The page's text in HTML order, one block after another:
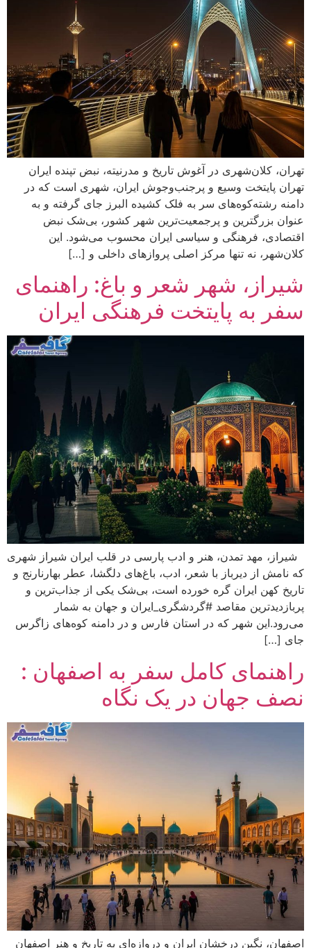
تهران، کلان‌شهری در آغوش تاریخ و مدرنیته، نبض تپنده ایران
تهران پایتخت وسیع و پرجنب‌وجوش ایران، شهری است که در
دامنه رشته‌کوه‌های سر به فلک کشیده البرز جای گرفته و به
عنوان بزرگترین و پرجمعیت‌ترین شهر کشور، بی‌شک نبض
اقتصادی، فرهنگی و سیاسی ایران محسوب می‌شود. این
کلان‌شهر، نه تنها مرکز اصلی پروازهای داخلی و […]
شیراز، شهر شعر و باغ: راهنمای
سفر به پایتخت فرهنگی ایران
شیراز، مهد تمدن، هنر و ادب پارسی در قلب ایران شیراز شهری
که نامش از دیرباز با شعر، ادب، باغ‌های دلگشا، عطر بهارنارنج و
تاریخ کهن ایران گره خورده است، بی‌شک یکی از جذاب‌ترین و
پربازدیدترین مقاصد #گردشگری_ایران و جهان به شمار
می‌رود.این شهر که در استان فارس و در دامنه کوه‌های زاگرس
جای […]
راهنمای کامل سفر به اصفهان :
نصف جهان در یک نگاه
اصفهان، نگین درخشان ایران و دروازه‌ای به تاریخ و هنر اصفهان